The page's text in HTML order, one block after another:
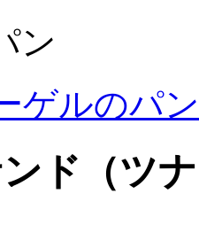
ン
ゲルのパン
ド（ツ